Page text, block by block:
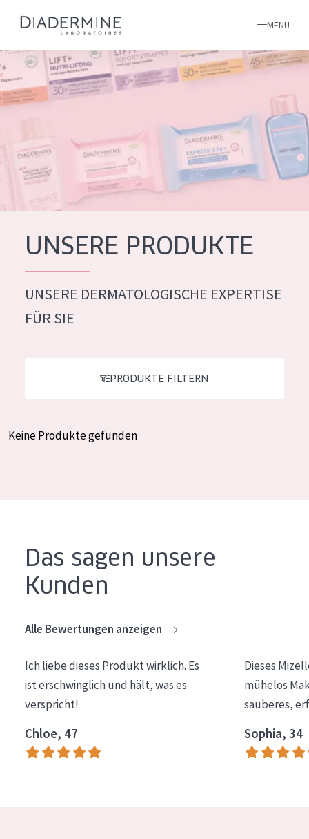
PRODUKTTYP
Feuchtigkeit und Ausstrahlung
Hautregeneration
PRODUKTTYP
Reinigung
Essentials
Lift+
Expert
Empfindliche Haut
ALLE PRODUKTE
Alle produkte
MENÜ
inhaltsstoffe
Über uns
Inspiration
Kontakt
French
UNSERE PRODUKTE
UNSERE DERMATOLOGISCHE EXPERTISE
FÜR SIE
PRODUKTE FILTERN
Keine Produkte gefunden
Das sagen unsere
Kunden
Alle Bewertungen anzeigen
Ich liebe dieses Produkt wirklich. Es
ist erschwinglich und hält, was es
verspricht!
Chloe, 47
Dieses
mühelos
sauberes,
Sophia, 34